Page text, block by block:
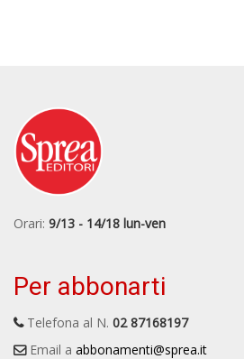
Orari: 9/13 - 14/18 lun-ven
Per abbonarti
Telefona al N. 02 87168197
Email a abbonamenti@sprea.it